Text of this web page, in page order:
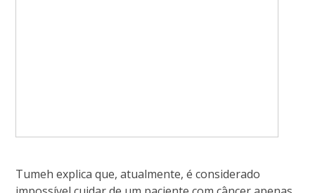
Tumeh explica que, atualmente, é considerado